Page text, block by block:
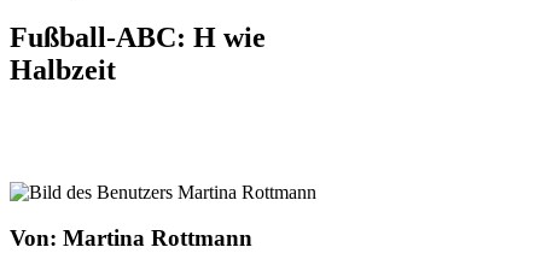
Fußball-ABC: H wie
Halbzeit
Von: Martina Rottmann